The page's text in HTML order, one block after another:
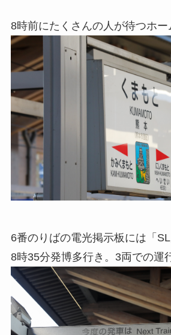
8時前にたくさんの人が待つホー
6番のりばの電光掲示板には「SL
8時35分発博多行き。3両での運